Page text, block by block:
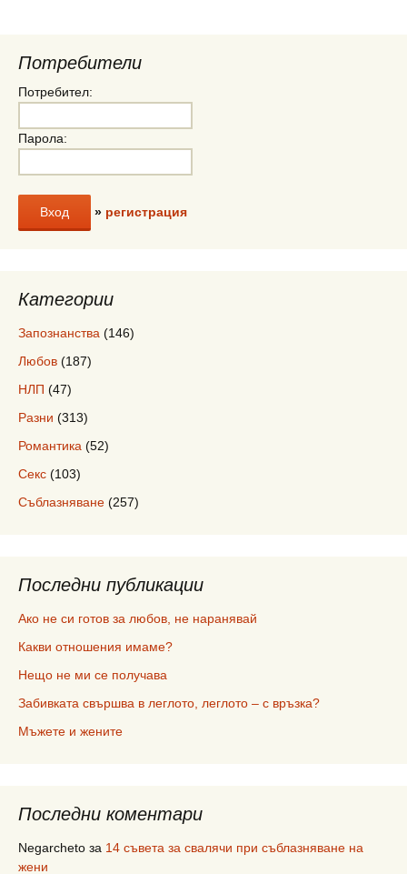
Потребители
Потребител:
Парола:
» регистрация
Категории
Запознанства (146)
Любов (187)
НЛП (47)
Разни (313)
Романтика (52)
Секс (103)
Съблазняване (257)
Последни публикации
Ако не си готов за любов, не наранявай
Какви отношения имаме?
Нещо не ми се получава
Забивката свършва в леглото, леглото – с връзка?
Мъжете и жените
Последни коментари
Negarcheto за 14 съвета за свалячи при съблазняване на
жени